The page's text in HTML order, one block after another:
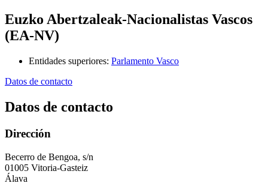
Euzko Abertzaleak-Nacionalistas Vascos
(EA-NV)
Entidades superiores: Parlamento Vasco
Datos de contacto
Datos de contacto
Dirección
Becerro de Bengoa, s/n
01005 Vitoria-Gasteiz
Álava